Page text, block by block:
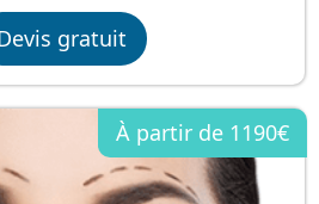
gratuit
À partir de 1190€